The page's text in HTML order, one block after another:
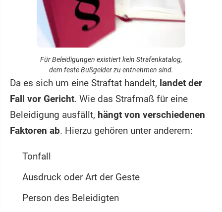
Für Beleidigungen existiert kein Strafenkatalog,
dem feste Bußgelder zu entnehmen sind.
Da es sich um eine Straftat handelt, landet der
Fall vor Gericht. Wie das Strafmaß für eine
Beleidigung ausfällt, hängt von verschiedenen
Faktoren ab. Hierzu gehören unter anderem:
Tonfall
Ausdruck oder Art der Geste
Person des Beleidigten